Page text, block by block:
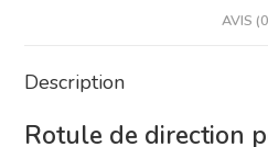
AVIS
Description
Rotule de direction